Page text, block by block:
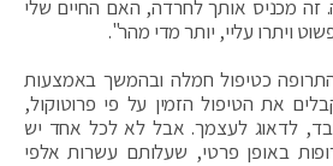
זה מכניס אותך לחרדה, האם החיים שלי
ויתרו עליי, יותר מדי מהר".
כטיפול חמלה ובהמשך באמצעות
את הטיפול הזמין על פי פרוטוקול,
לדאוג לעצמך. אבל לא לכל אחד יש
באופן פרטי, שעלותם עשרות אלפי